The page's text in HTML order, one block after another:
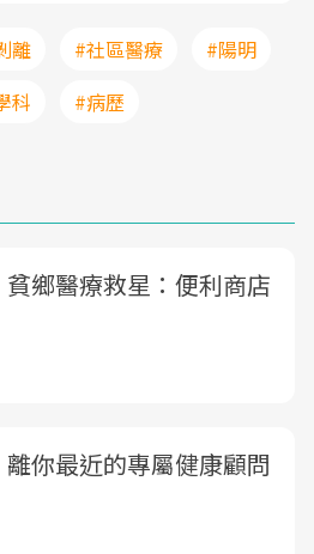
離 #社區醫療
#陽明
科 #病歷
貧鄉醫療救星：便利商店
離你最近的專屬健康顧問